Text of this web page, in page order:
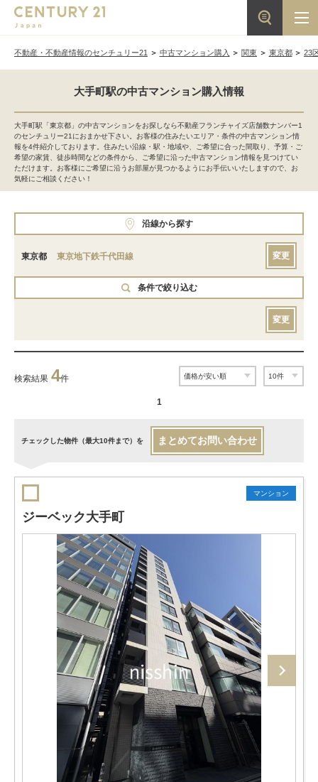
不動産・不動産情報のセンチュリー21 中古マンション購入 関東 東京都 23
大手町駅の中古マンション購入情報
大手町駅「東京都」の中古マンションをお探しなら不動産フランチャイズ店舗数ナンバー1
のセンチュリー21におまかせ下さい。お客様の住みたいエリア・条件の中古マンション情
報を4件紹介しております。住みたい沿線・駅・地域や、ご希望に合った間取り、予算・ご
希望の家賃、徒歩時間などの条件から、ご希望に沿った中古マンション情報を見つけてい
ただけます。お客様にご希望に沿うお部屋が見つかるようにお手伝いいたしますので、お
気軽にご相談ください！
沿線から探す
東京都 東京地下鉄千代田線 変更
条件で絞り込む
変更
検索結果 4件
1
チェックした物件（最大10件まで）を まとめてお問い合わせ
マンション
ジーベック大手町